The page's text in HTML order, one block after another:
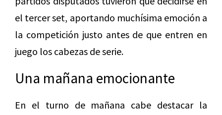
el tercer set, aportando muchísima emoción a
la competición justo antes de que entren en
juego los cabezas de serie.
Una mañana emocionante
En el turno de mañana cabe destacar la